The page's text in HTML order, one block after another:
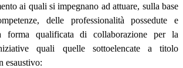
ai quali si impegnano ad attuare, sulla base
delle professionalità possedute e
forma qualificata di collaborazione per la
quali quelle sottoelencate a titolo
esaustivo: